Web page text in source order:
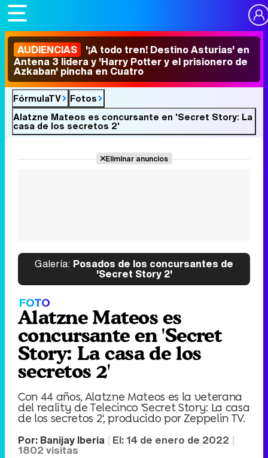
AUDIENCIAS '¡A todo tren! Destino Asturias' en
Antena 3 lidera y 'Harry Potter y el prisionero de
Azkaban' pincha en Cuatro
FórmulaTV
Fotos
Alatzne Mateos es concursante en 'Secret Story: La
casa de los secretos 2'
Eliminar anuncios
Galería: Posados de los concursantes de
'Secret Story 2'
FOTO
Alatzne Mateos es
concursante en 'Secret
Story: La casa de los
secretos 2'
Con 44 años, Alatzne Mateos es la veterana
del reality de Telecinco 'Secret Story: La casa
de los secretos 2', producido por Zeppelin TV.
Por: Banijay Iberia El: 14 de enero de 2022
1802 visitas